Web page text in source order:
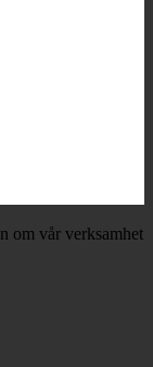
om vår verksamhet